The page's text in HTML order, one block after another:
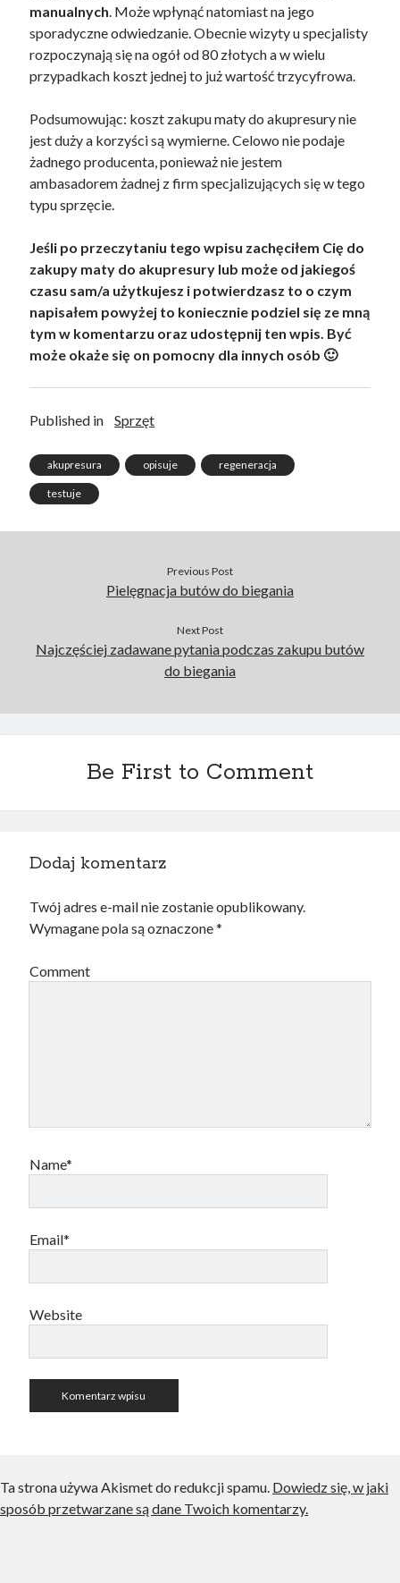
manualnych. Może wpłynąć natomiast na jego
sporadyczne odwiedzanie. Obecnie wizyty u specjalisty
rozpoczynają się na ogół od 80 złotych a w wielu
przypadkach koszt jednej to już wartość trzycyfrowa.
Podsumowując: koszt zakupu maty do akupresury nie
jest duży a korzyści są wymierne. Celowo nie podaje
żadnego producenta, ponieważ nie jestem
ambasadorem żadnej z firm specjalizujących się w tego
typu sprzęcie.
Jeśli po przeczytaniu tego wpisu zachęciłem Cię do
zakupy maty do akupresury lub może od jakiegoś
czasu sam/a użytkujesz i potwierdzasz to o czym
napisałem powyżej to koniecznie podziel się ze mną
tym w komentarzu oraz udostępnij ten wpis. Być
może okaże się on pomocny dla innych osób 🙂
Published in Sprzęt
akupresura opisuje regeneracja
testuje
Previous Post
Pielęgnacja butów do biegania
Next Post
Najczęściej zadawane pytania podczas zakupu butów
do biegania
Be First to Comment
Dodaj komentarz
Twój adres e-mail nie zostanie opublikowany.
Wymagane pola są oznaczone*
Comment
Name*
Email*
Website
Ta strona używa Akismet do redukcji spamu. Dowiedz się, w jaki
sposób przetwarzane są dane Twoich komentarzy.